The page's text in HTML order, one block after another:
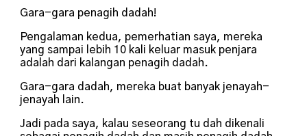
Gara-gara penagih dadah!
Pengalaman kedua, pemerhatian saya, mereka
yang sampai lebih 10 kali keluar masuk penjara
adalah dari kalangan penagih dadah.
Gara-gara dadah, mereka buat banyak jenayah-
jenayah lain.
Jadi pada saya, kalau seseorang tu dah dikenali